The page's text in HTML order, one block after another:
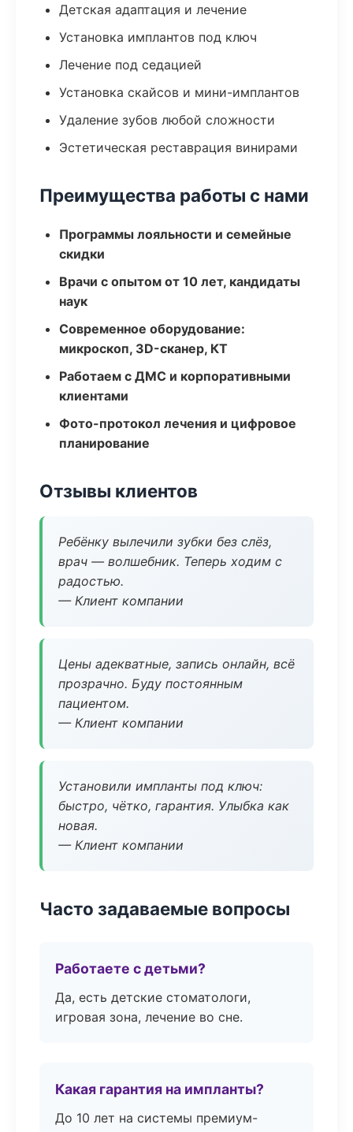
Детская адаптация и лечение
Установка имплантов под ключ
Лечение под седацией
Установка скайсов и мини-имплантов
Удаление зубов любой сложности
Эстетическая реставрация винирами
Преимущества работы с нами
Программы лояльности и семейные
скидки
Врачи с опытом от 10 лет, кандидаты
наук
Современное оборудование:
микроскоп, 3D-сканер, КТ
Работаем с ДМС и корпоративными
клиентами
Фото-протокол лечения и цифровое
планирование
Отзывы клиентов
Ребёнку вылечили зубки без слёз,
врач — волшебник. Теперь ходим с
радостью.
— Клиент компании
Цены адекватные, запись онлайн, всё
прозрачно. Буду постоянным
пациентом.
— Клиент компании
Установили импланты под ключ:
быстро, чётко, гарантия. Улыбка как
новая.
— Клиент компании
Часто задаваемые вопросы
Работаете с детьми?
Да, есть детские стоматологи,
игровая зона, лечение во сне.
Какая гарантия на импланты?
До 10 лет на системы премиум-